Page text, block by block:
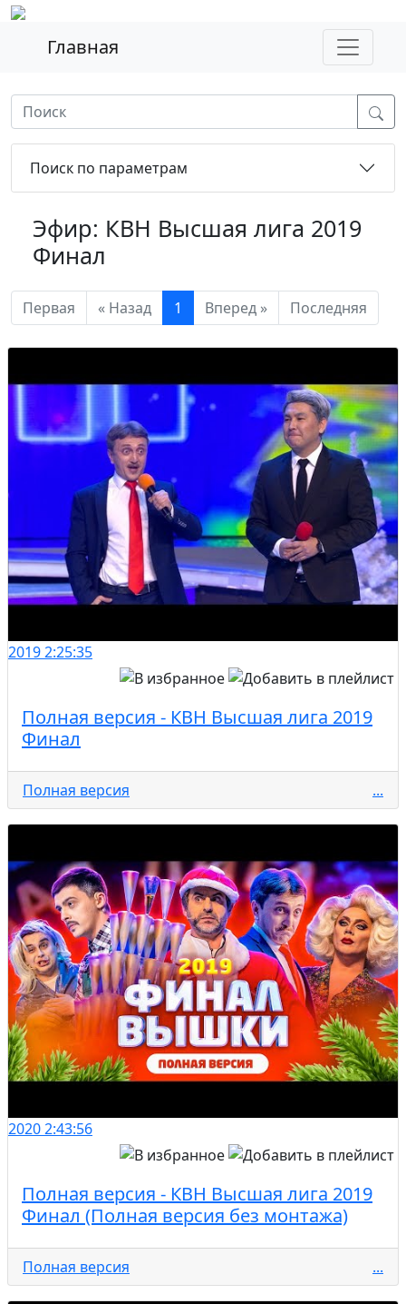
Главная
Поиск по параметрам
Эфир: КВН Высшая лига 2019
Финал
Первая « Назад 1 Вперед » Последняя
20192:25:35
Полная версия - КВН Высшая лига 2019
Финал
Полная версия ...
20202:43:56
Полная версия - КВН Высшая лига 2019
Финал (Полная версия без монтажа)
Полная версия ...